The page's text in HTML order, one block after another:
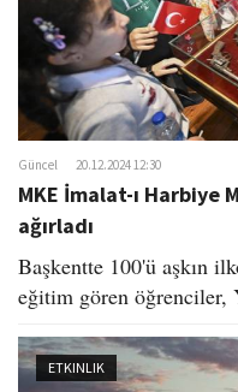
Güncel 20.12.2024 12:30
MKE İmalat-ı Harbiye
ağırladı
Başkentte 100'ü aşkın
eğitim gören öğrenciler,
ETKINLIK